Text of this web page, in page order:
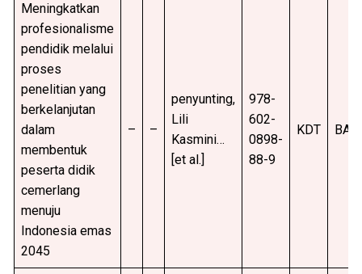
Meningkatkan
profesionalisme
pendidik melalui
proses
penelitian yang
berkelanjutan
dalam
membentuk
peserta didik
cemerlang
menuju
Indonesia emas
2045
– –
penyunting,
Lili
Kasmini…
[et al.]
978-
602-
0898-
88-9
KDT BAR